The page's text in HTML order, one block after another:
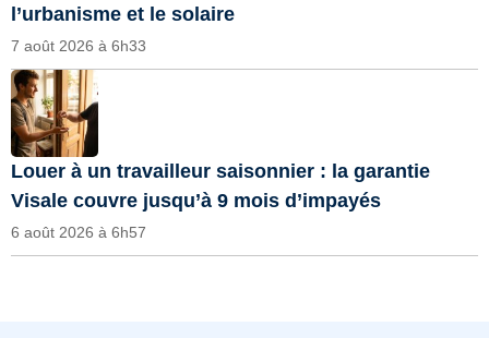
l’urbanisme et le solaire
7 août 2026 à 6h33
Louer à un travailleur saisonnier : la garantie
Visale couvre jusqu’à 9 mois d’impayés
6 août 2026 à 6h57